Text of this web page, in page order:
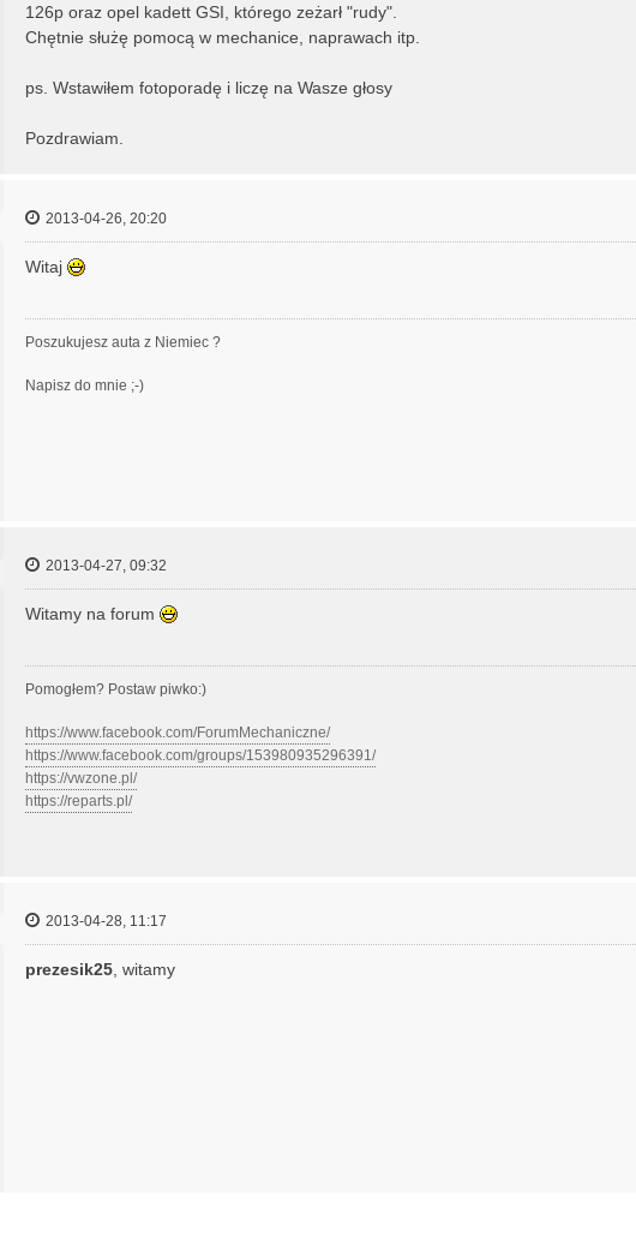
126p oraz opel kadett GSI, którego zeżarł "rudy".
Chętnie służę pomocą w mechanice, naprawach itp.
ps. Wstawiłem fotoporadę i liczę na Wasze głosy
Pozdrawiam.
2013-04-26, 20:20
Witaj
Poszukujesz auta z Niemiec ?
Napisz do mnie ;-)
2013-04-27, 09:32
Witamy na forum
Pomogłem? Postaw piwko:)
https://www.facebook.com/ForumMechaniczne/
https://www.facebook.com/groups/153980935296391/
https://vwzone.pl/
https://reparts.pl/
2013-04-28, 11:17
prezesik25 , witamy